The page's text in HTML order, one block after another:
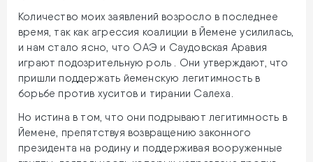
Количество моих заявлений возросло в последнее
время, так как агрессия коалиции в Йемене усилилась,
и нам стало ясно, что ОАЭ и Саудовская Аравия
играют подозрительную роль . Они утверждают, что
пришли поддержать йеменскую легитимность в
борьбе против хуситов и тирании Салеха.
Но истина в том, что они подрывают легитимность в
Йемене, препятствуя возвращению законного
президента на родину и поддерживая вооруженные